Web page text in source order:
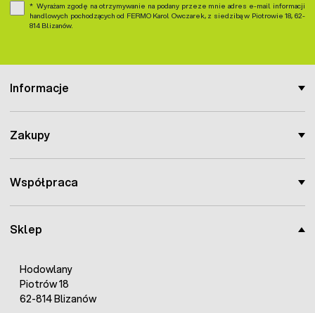
Sklep
Hodowlany
Piotrów 18
62-814 Blizanów
Informacje
Zakupy
Współpraca
Wyrażam zgodę na otrzymywanie na podany przeze mnie adres e-mail informacji
handlowych pochodzących od FERMO Karol Owczarek, z siedzibą w Piotrowie 18, 62-
814 Blizanów.